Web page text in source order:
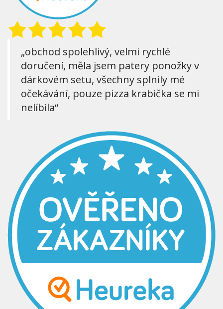
„obchod spolehlivý, velmi rychlé
doručení, měla jsem patery ponožky v
dárkovém setu, všechny splnily mé
očekávání, pouze pizza krabička se mi
nelíbila“